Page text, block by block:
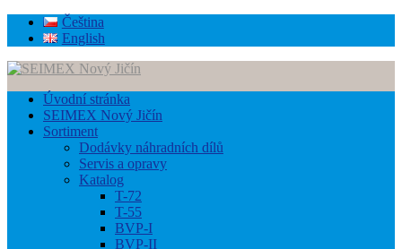
Čeština
English
Úvodní stránka
SEIMEX Nový Jičín
Sortiment
Dodávky náhradních dílů
Servis a opravy
Katalog
T-72
T-55
BVP-I
BVP-II